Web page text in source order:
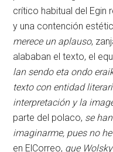
crítico habitual del Egin
y una contención
merece un aplauso,
alababan el texto, el
lan sendo eta ondo
texto con entidad
interpretación y la
parte del polaco, se
imaginarme, pues no
en ElCorreo, que